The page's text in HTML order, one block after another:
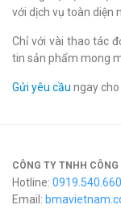
với dịch vụ toàn diện
Chỉ với vài thao tác
tin sản phẩm mong
Gửi yêu cầu ngay
CÔNG TY TNHH
Hotline: 0919.540.660
Email: